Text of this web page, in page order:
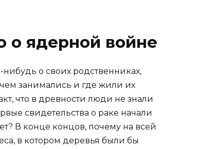
ядерной войне
нибудь о своих родственниках,
занимались и где жили их
что в древности люди не знали
свидетельства о раке начали
В конце концов, почему на всей
в котором деревья были бы